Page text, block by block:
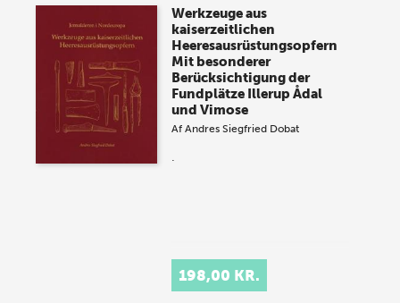
Werkzeuge aus
kaiserzeitlichen
Heeresausrüstungsopfern
Mit besonderer
Berücksichtigung der
Fundplätze Illerup Ådal
und Vimose
AfAndres Siegfried Dobat
.
198,00 KR.